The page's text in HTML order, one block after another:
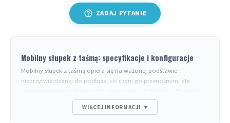
help_outline ZADAJ PYTANIE
Mobilny słupek z taśmą: specyfikacje i konfiguracje
Mobilny słupek z taśmą opiera się na ważonej podstawie
nieprzytwierdzanej do podłoża, co czyni go przenośnym, ale
szczegółowo opisuje charakterystyki techniczne do porównania
między modelami; dla często zadawanych pytań (exterior, długość,
WIĘCEJ INFORMACJI ▾